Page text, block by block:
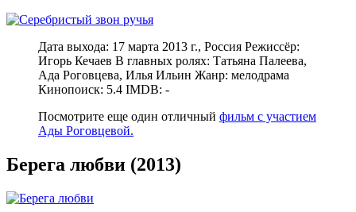
Дата выхода: 17 марта 2013 г., Россия Режиссёр:
Игорь Кечаев В главных ролях: Татьяна Палеева,
Ада Роговцева, Илья Ильин Жанр: мелодрама
Кинопоиск: 5.4 IMDB: -
Посмотрите еще один отличный фильм с участием
Ады Роговцевой.
Берега любви (2013)